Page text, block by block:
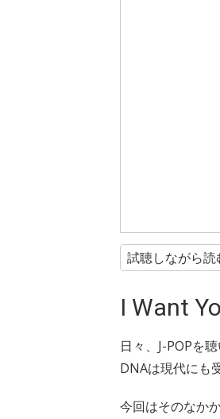
試聴しながら
I Want
日々、J-POPを
DNAは現代にも
今回はそのなか